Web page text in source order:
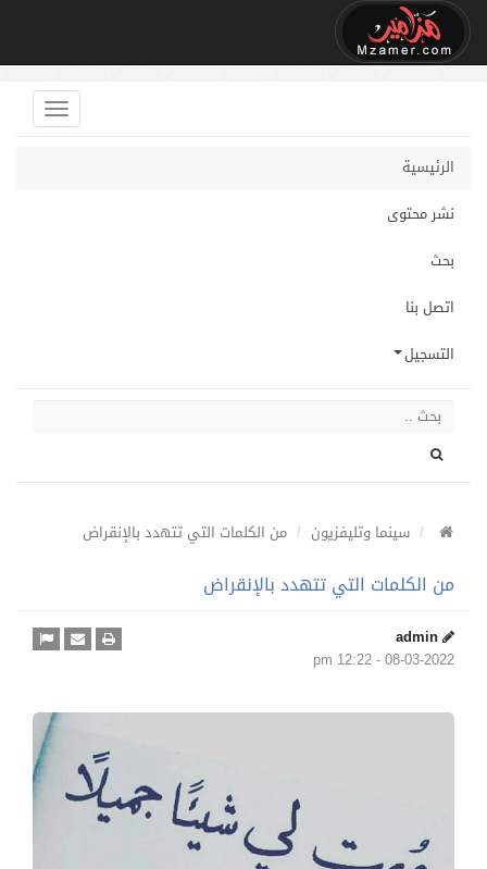
الرئيسية
نشر محتوى
بحث
اتصل بنا
التسجيل
سينما وتليفزيون من الكلمات التي تتهدد بالإنقراض
من الكلمات التي تتهدد بالإنقراض
admin
08-03-2022 - 12:22 pm